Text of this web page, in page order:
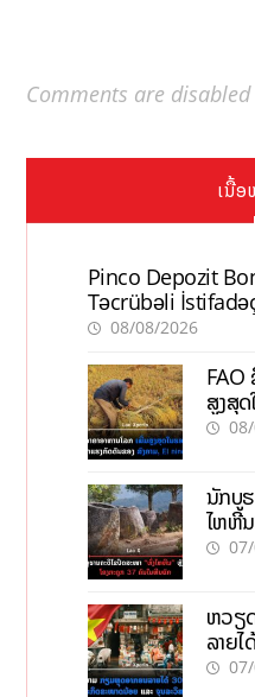
Comments are disabled
ເນື້ອ
Pinco Depozit
Təcrübəli
08/08/2026
FAO
ສູງສຸ
ກົດດັນ
ນັກບູ
ໄຫຫີ
ຄົນໃ
ຫວຽ
ລາຍ
ຂະໜາ